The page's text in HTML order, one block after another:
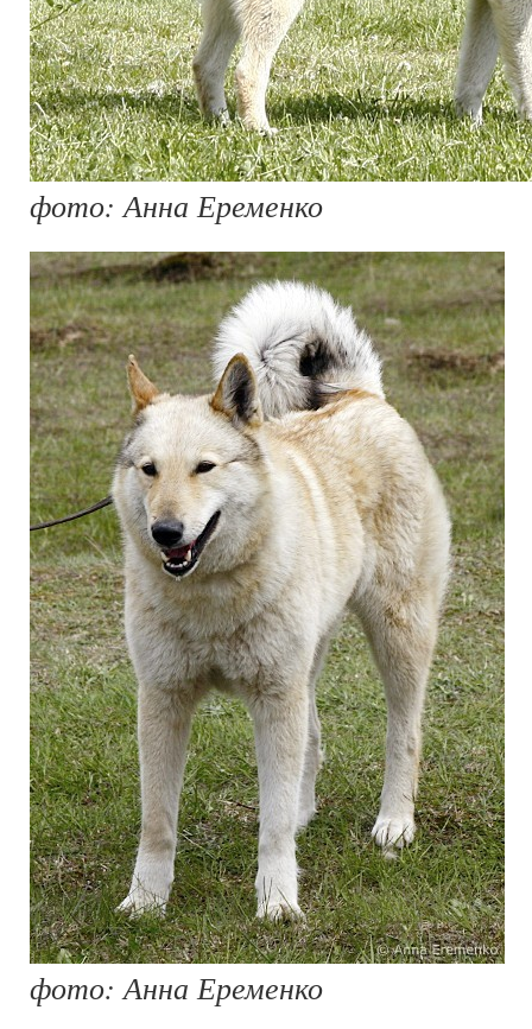
фото: Анна Еременко
фото: Анна Еременко